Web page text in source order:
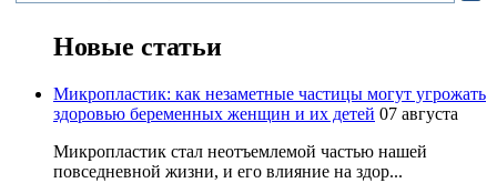
Новые статьи
Микропластик: как незаметные частицы могут угрожать
здоровью беременных женщин и их детей 07 августа
Микропластик стал неотъемлемой частью нашей
повседневной жизни, и его влияние на здор...